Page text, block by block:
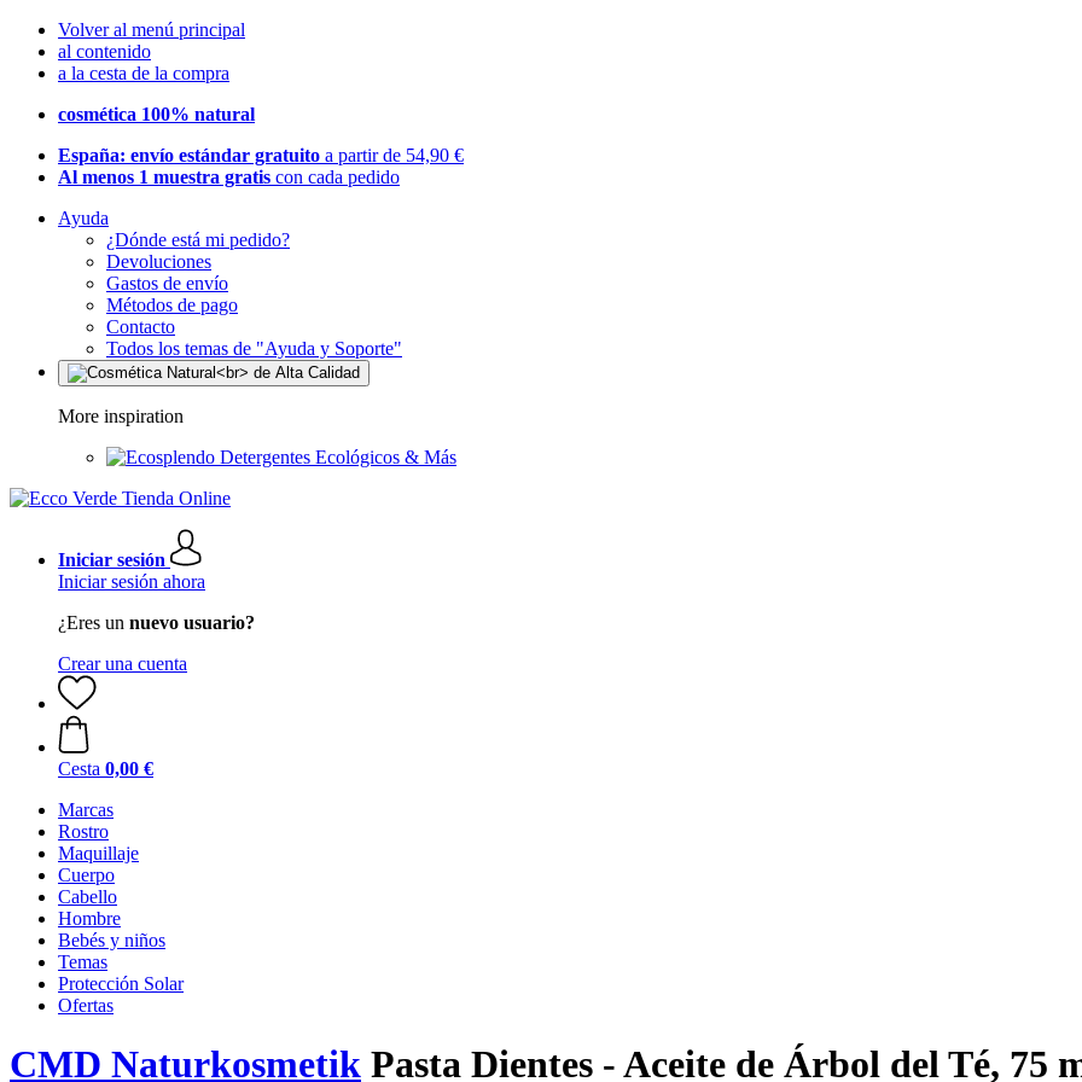
Volver al menú principal
al contenido
a la cesta de la compra
cosmética 100% natural
España: envío estándar gratuito a partir de 54,90 €
Al menos 1 muestra gratis con cada pedido
Ayuda
¿Dónde está mi pedido?
Devoluciones
Gastos de envío
Métodos de pago
Contacto
Todos los temas de "Ayuda y Soporte"
More inspiration
Detergentes Ecológicos & Más
Iniciar sesión
Iniciar sesión ahora
¿Eres un nuevo usuario?
Crear una cuenta
Cesta 0,00 €
Marcas
Rostro
Maquillaje
Cuerpo
Cabello
Hombre
Bebés y niños
Temas
Protección Solar
Ofertas
CMD Naturkosmetik Pasta Dientes - Aceite de Árbol del Té, 75